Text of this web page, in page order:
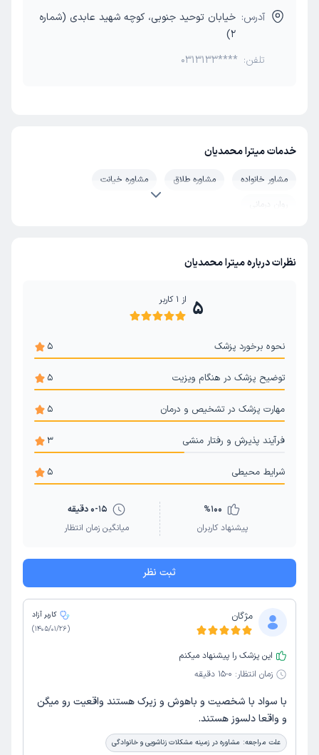
آدرس: خیابان توحید جنوبی، کوچه شهید عابدی (شماره
2)
تلفن: 0313133****
خدمات میترا محمدیان
مشاور خانواده مشاوره طلاق
مشاوره خیانت
روان درمانی
نظرات درباره میترا محمدیان
5 از 1 کاربر
نحوه برخورد پزشک 5
توضیح پزشک در هنگام ویزیت 5
مهارت پزشک در تشخیص و درمان 5
فرآیند پذیرش و رفتار منشی 3
شرایط محیطی 5
%100
پیشنهاد کاربران
0-15 دقیقه
میانگین زمان انتظار
ثبت نظر
مژگان
کاربر آزاد
(
1405/01/26
)
این پزشک را پیشنهاد میکنم
زمان انتظار: 0-15 دقیقه
با سواد با شخصیت و باهوش و زیرک هستند واقعیت رو میگن
و واقعا دلسوز هستند.
علت مراجعه: مشاوره در زمینه مشکلات زناشویی و خانوادگی